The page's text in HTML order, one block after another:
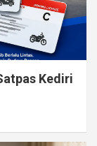
Kediri